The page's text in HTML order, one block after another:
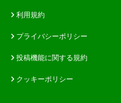
利用規約
プライバシーポリシー
投稿機能に関する規約
クッキーポリシー